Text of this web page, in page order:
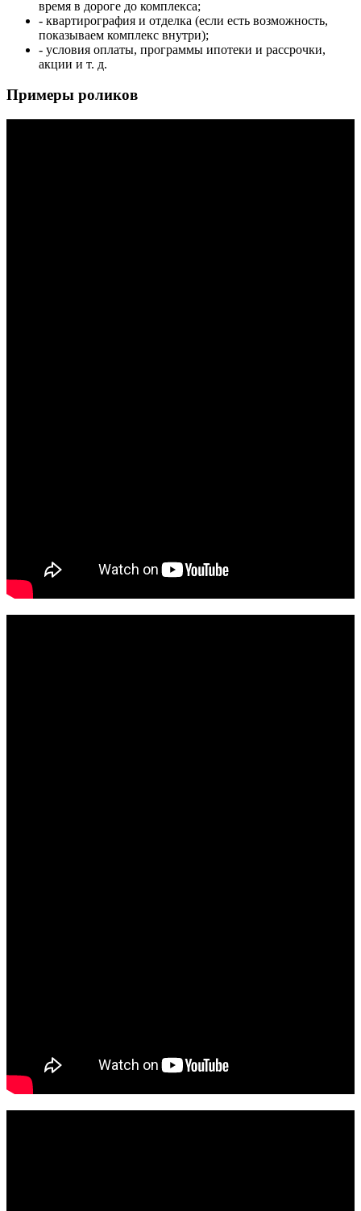
время в дороге до комплекса;
- квартирография и отделка (если есть возможность,
показываем комплекс внутри);
- условия оплаты, программы ипотеки и рассрочки,
акции и т. д.
Примеры роликов